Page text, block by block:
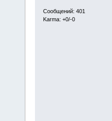
Сообщений: 401
Karma: +0/-0